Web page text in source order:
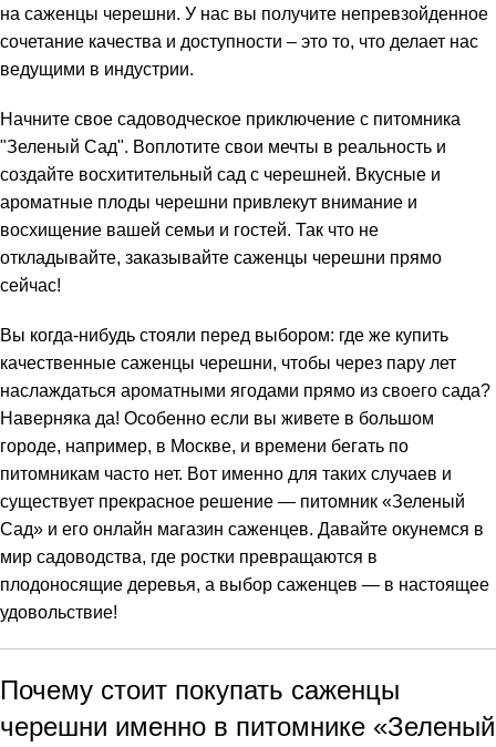
на саженцы черешни. У нас вы получите непревзойденное
сочетание качества и доступности – это то, что делает нас
ведущими в индустрии.
Начните свое садоводческое приключение с питомника
"Зеленый Сад". Воплотите свои мечты в реальность и
создайте восхитительный сад с черешней. Вкусные и
ароматные плоды черешни привлекут внимание и
восхищение вашей семьи и гостей. Так что не
откладывайте, заказывайте саженцы черешни прямо
сейчас!
Вы когда-нибудь стояли перед выбором: где же купить
качественные саженцы черешни, чтобы через пару лет
наслаждаться ароматными ягодами прямо из своего сада?
Наверняка да! Особенно если вы живете в большом
городе, например, в Москве, и времени бегать по
питомникам часто нет. Вот именно для таких случаев и
существует прекрасное решение — питомник «Зеленый
Сад» и его онлайн магазин саженцев. Давайте окунемся в
мир садоводства, где ростки превращаются в
плодоносящие деревья, а выбор саженцев — в настоящее
удовольствие!
Почему стоит покупать саженцы
черешни именно в питомнике «Зеленый